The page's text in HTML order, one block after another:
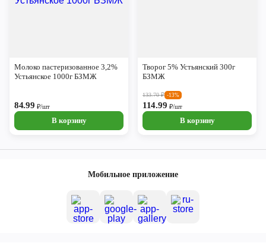
Молоко пастеризованное 3,2%
Устьянское 1000г БЗМЖ
84.99₽/шт
В корзину
Творог 5% Устьянский 300г
БЗМЖ
133.70₽ -13%
114.99 ₽/шт
В корзину
Мобильное приложение